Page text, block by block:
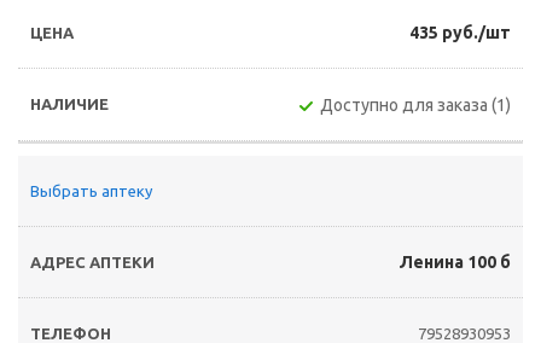
435 руб./шт
Доступно для заказа (1)
Выбрать аптеку
Ленина 100 б
79528930953